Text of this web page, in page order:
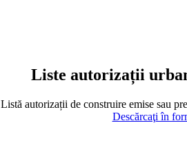
Liste autorizații
Listă autorizații de construire emise sau
Descărcaţi în